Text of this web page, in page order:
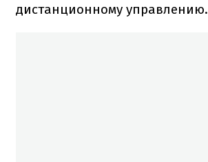
дистанционному управлению.